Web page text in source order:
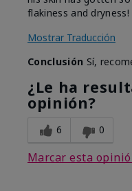
flakiness and dryness!
Mostrar Traducción
Conclusión Sí,
¿Le ha
opinión?
6 0
Marcar esta